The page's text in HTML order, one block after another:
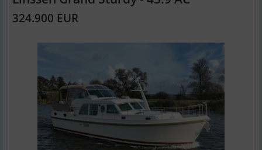
324.900 EUR